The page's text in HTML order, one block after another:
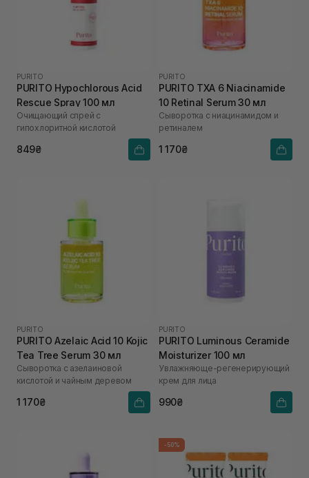
PURITO
PURITO Hypochlorous Acid
Rescue Spray 100 мл
Очищающий спрей с
гипохлоритной кислотой
849₴
PURITO
PURITO TXA 6 Niacinamide
10 Retinal Serum 30 мл
Сыворотка с ниацинамидом и
ретиналем
1 170₴
PURITO
PURITO Azelaic Acid 10 Kojic
Tea Tree Serum 30 мл
Сыворотка с азелаиновой
кислотой и чайным деревом
1 170₴
PURITO
PURITO Luminous Ceramide
Moisturizer 100 мл
Увлажняюще-регенерирующий
крем для лица
990₴
-50%